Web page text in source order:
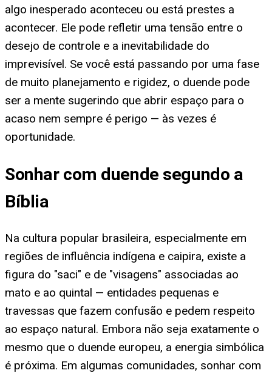
algo inesperado aconteceu ou está prestes a
acontecer. Ele pode refletir uma tensão entre o
desejo de controle e a inevitabilidade do
imprevisível. Se você está passando por uma fase
de muito planejamento e rigidez, o duende pode
ser a mente sugerindo que abrir espaço para o
acaso nem sempre é perigo — às vezes é
oportunidade.
Sonhar com duende segundo a
Bíblia
Na cultura popular brasileira, especialmente em
regiões de influência indígena e caipira, existe a
figura do "saci" e de "visagens" associadas ao
mato e ao quintal — entidades pequenas e
travessas que fazem confusão e pedem respeito
ao espaço natural. Embora não seja exatamente o
mesmo que o duende europeu, a energia simbólica
é próxima. Em algumas comunidades, sonhar com